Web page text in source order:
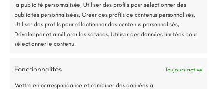
la publicité personnalisée, Utiliser des profils pour sélectionner des
publicités personnalisées, Créer des profils de contenus personnalisés,
Utiliser des profils pour sélectionner des contenus personnalisés,
Développer et améliorer les services, Utiliser des données limitées pour
sélectionner le contenu.
Fonctionnalités Toujours activé
Mettre en correspondance et combiner des données à
Jusqu’à 80% de prise en charge*